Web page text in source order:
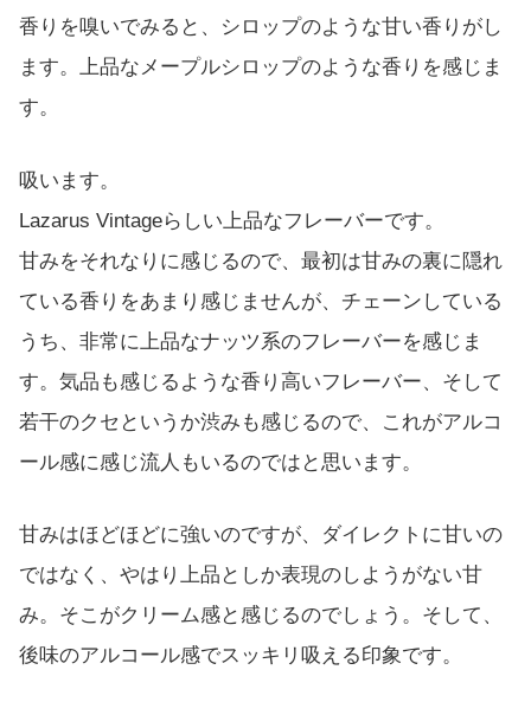
香りを嗅いでみると、シロップのような甘い香りがし
ます。上品なメープルシロップのような香りを感じま
す。
吸います。
Lazarus Vintageらしい上品なフレーバーです。
甘みをそれなりに感じるので、最初は甘みの裏に隠れ
ている香りをあまり感じませんが、チェーンしている
うち、非常に上品なナッツ系のフレーバーを感じま
す。気品も感じるような香り高いフレーバー、そして
若干のクセというか渋みも感じるので、これがアルコ
ール感に感じ流人もいるのではと思います。
甘みはほどほどに強いのですが、ダイレクトに甘いの
ではなく、やはり上品としか表現のしようがない甘
み。そこがクリーム感と感じるのでしょう。そして、
後味のアルコール感でスッキリ吸える印象です。